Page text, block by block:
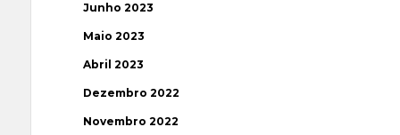
Junho 2023
Maio 2023
Abril 2023
Dezembro 2022
Novembro 2022